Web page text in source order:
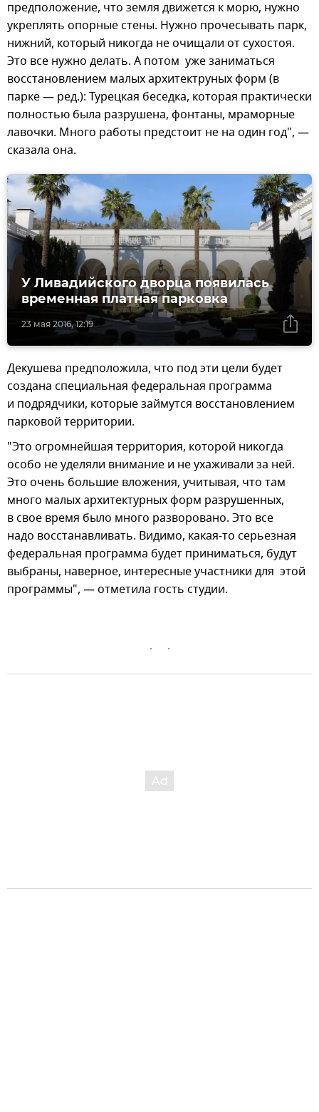
предположение, что земля движется к морю, нужно
укреплять опорные стены. Нужно прочесывать парк,
нижний, который никогда не очищали от сухостоя.
Это все нужно делать. А потом уже заниматься
восстановлением малых архитектруных форм (в
парке — ред.): Турецкая беседка, которая практически
полностью была разрушена, фонтаны, мраморные
лавочки. Много работы предстоит не на один год", —
сказала она.
23 мая 2016, 12:19
У Ливадийского дворца появилась
временная платная парковка
Декушева предположила, что под эти цели будет
создана специальная федеральная программа
и подрядчики, которые займутся восстановлением
парковой территории.
"Это огромнейшая территория, которой никогда
особо не уделяли внимание и не ухаживали за ней.
Это очень большие вложения, учитывая, что там
много малых архитектурных форм разрушенных,
в свое время было много разворовано. Это все
надо восстанавливать. Видимо, какая-то серьезная
федеральная программа будет приниматься, будут
выбраны, наверное, интересные участники для этой
программы", — отметила гость студии.